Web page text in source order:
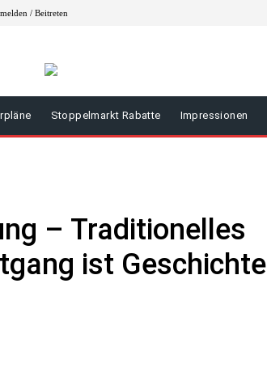
/ Beitreten
Stoppelmarkt Rabatte Impressionen
– Traditionelles
ist Geschichte